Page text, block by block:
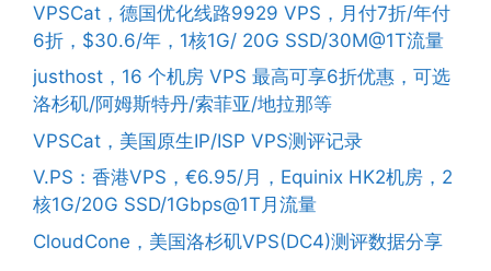
VPSCat，德国优化线路9929 VPS，月付7折/年付
6折，$30.6/年，1核1G/ 20G SSD/30M@1T流量
justhost，16 个机房 VPS 最高可享6折优惠，可选
洛杉矶/阿姆斯特丹/索菲亚/地拉那等
VPSCat，美国原生IP/ISP VPS测评记录
V.PS：香港VPS，€6.95/月，Equinix HK2机房，2
核1G/20G SSD/1Gbps@1T月流量
CloudCone，美国洛杉矶VPS(DC4)测评数据分享